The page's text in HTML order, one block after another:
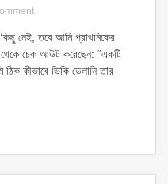
on
তিনি
চেক
আউট
নেই, তবে আমি প্রাথমিকের
থেকে চেক আউট করেছেন: “একটি
কীভাবে ভিকি ডেলানি তার